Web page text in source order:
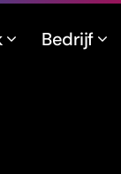
Bedrijf